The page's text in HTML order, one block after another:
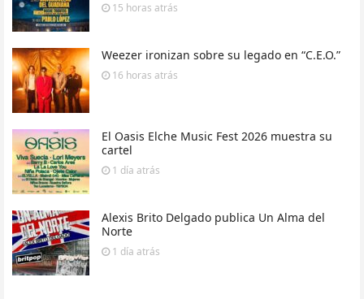
15 horas atrás
Weezer ironizan sobre su legado en “C.E.O.”
16 horas atrás
El Oasis Elche Music Fest 2026 muestra su
cartel
1 día atrás
Alexis Brito Delgado publica Un Alma del
Norte
1 día atrás